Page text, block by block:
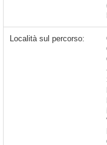
Località sul percorso: